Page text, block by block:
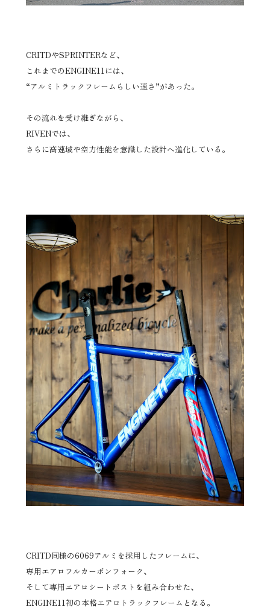
CRITDやSPRINTERなど、
これまでのENGINE11には、
“アルミトラックフレームらしい速さ”があった。
その流れを受け継ぎながら、
RIVENでは、
さらに高速域や空力性能を意識した設計へ進化している。
CRITD同様の6069アルミを採用したフレームに、
専用エアロフルカーボンフォーク、
そして専用エアロシートポストを組み合わせた、
ENGINE11初の本格エアロトラックフレームとなる。